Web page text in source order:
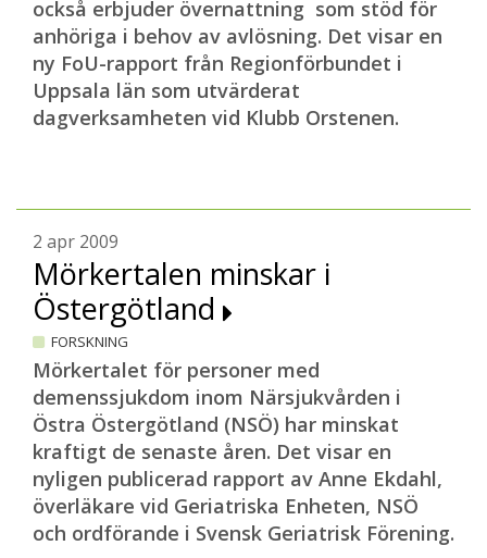
också erbjuder övernattning som stöd för
anhöriga i behov av avlösning. Det visar en
ny FoU-rapport från Regionförbundet i
Uppsala län som utvärderat
dagverksamheten vid Klubb Orstenen.
2 apr 2009
Mörkertalen minskar i
Östergötland
FORSKNING
Mörkertalet för personer med
demenssjukdom inom Närsjukvården i
Östra Östergötland (NSÖ) har minskat
kraftigt de senaste åren. Det visar en
nyligen publicerad rapport av Anne Ekdahl,
överläkare vid Geriatriska Enheten, NSÖ
och ordförande i Svensk Geriatrisk Förening.